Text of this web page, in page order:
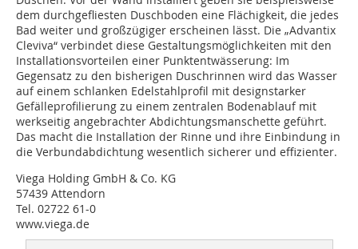
dem durchgefliesten Duschboden eine Flächigkeit, die jedes
Bad weiter und großzügiger erscheinen lässt. Die „Advantix
Cleviva“ verbindet diese Gestaltungsmöglichkeiten mit den
In­stallationsvorteilen einer Punktentwässerung: Im
Gegensatz zu den bisherigen Duschrinnen wird das Wasser
auf einem schlanken Edelstahlprofil mit designstarker
Gefälleprofilierung zu einem zentralen Bodenablauf mit
werkseitig angebrachter Abdichtungsmanschette geführt.
Das macht die Installation der Rinne und ihre Einbindung in
die Verbundabdichtung wesentlich sicherer und effizienter.
Viega Holding GmbH & Co. KG
57439 Attendorn
Tel. 02722 61-0
www.viega.de